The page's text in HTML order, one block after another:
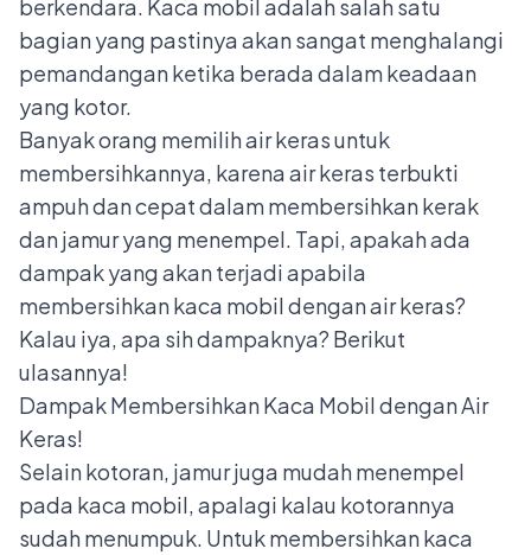
berkendara. Kaca mobil adalah salah satu
bagian yang pastinya akan sangat menghalangi
pemandangan ketika berada dalam keadaan
yang kotor.
Banyak orang memilih air keras untuk
membersihkannya, karena air keras terbukti
ampuh dan cepat dalam membersihkan kerak
dan jamur yang menempel. Tapi, apakah ada
dampak yang akan terjadi apabila
membersihkankaca mobildengan air keras?
Kalau iya, apa sih dampaknya? Berikut
ulasannya!
Dampak Membersihkan Kaca Mobil dengan Air
Keras!
Selain kotoran, jamur juga mudah menempel
pada kaca mobil, apalagi kalau kotorannya
sudah menumpuk. Untuk membersihkan kaca